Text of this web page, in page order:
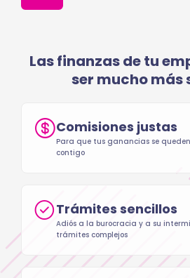
Las finanzas de tu
ser mucho más
Comisiones justas
Para que tus ganancias se
contigo
Trámites sencillos
Adiós a la burocracia y a su
trámites complejos